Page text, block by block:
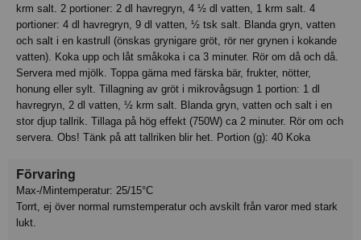
krm salt. 2 portioner: 2 dl havregryn, 4 ½ dl vatten, 1 krm salt. 4
portioner: 4 dl havregryn, 9 dl vatten, ½ tsk salt. Blanda gryn, vatten
och salt i en kastrull (önskas grynigare gröt, rör ner grynen i kokande
vatten). Koka upp och låt småkoka i ca 3 minuter. Rör om då och då.
Servera med mjölk. Toppa gärna med färska bär, frukter, nötter,
honung eller sylt. Tillagning av gröt i mikrovågsugn 1 portion: 1 dl
havregryn, 2 dl vatten, ½ krm salt. Blanda gryn, vatten och salt i en
stor djup tallrik. Tillaga på hög effekt (750W) ca 2 minuter. Rör om och
servera. Obs! Tänk på att tallriken blir het. Portion (g): 40 Koka
Förvaring
Max-/Mintemperatur: 25/15°C
Torrt, ej över normal rumstemperatur och avskilt från varor med stark
lukt.